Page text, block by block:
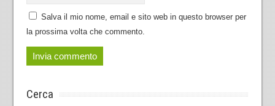
Salva il mio nome, email e sito web in questo browser per
la prossima volta che commento.
Cerca